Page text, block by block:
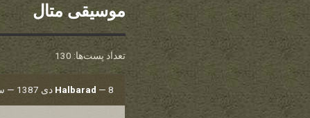
موسیقی متال
تعداد پست‌ها: 130
Halbarad — 8 دی 1387 — ساعت 19:20